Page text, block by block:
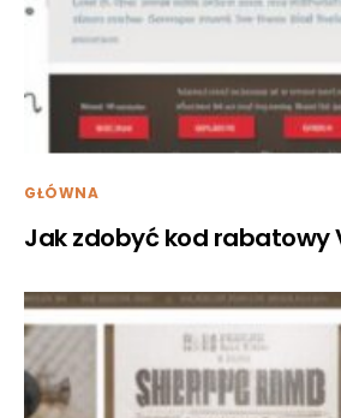
GŁÓWNA
Jak zdobyć kod rabatowy